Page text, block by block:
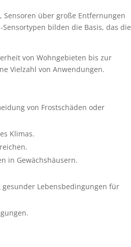
Sensoren über große Entfernungen
bilden die Basis, das die
von Wohngebieten bis zur
Vielzahl von Anwendungen.
von Frostschäden oder
Klimas.
in Gewächshäusern.
Lebensbedingungen für